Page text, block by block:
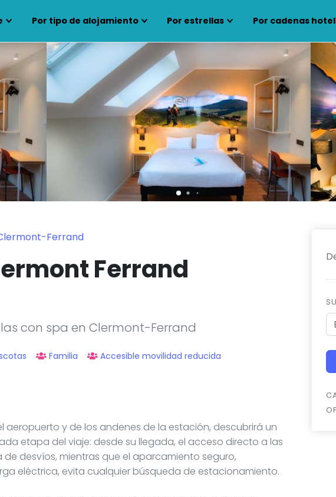
Por tipo de alojamiento Por estrellas Por cadenas
Ferrand
Ferrand
con spa en Clermont-Ferrand
Familia Accesible movilidad reducida
aeropuerto y de los andenes de la estación, descubrirá un
etapa del viaje: desde su llegada, el acceso directo a las
de desvíos, mientras que el aparcamiento seguro,
eléctrica, evita cualquier búsqueda de estacionamiento.